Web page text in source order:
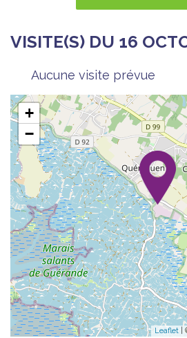
VISITE(S) DU 16
Aucune visite prévue
+
−
Leaflet |